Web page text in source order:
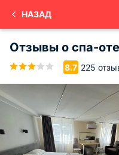
НАЗАД
Отзывы о спа-
8.7 225